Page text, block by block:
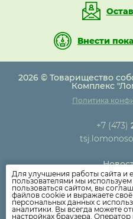
Внести
2026 © Товарищество
Комплекс
Политика
+7 (473)
Новости
Как
Для улучшения работы сайта и
пользователями мы
пользоваться сайтом, вы
файлов cookie и выражаете
персональных данных с
аналитики. Вы всегда можете
настройках браузера.